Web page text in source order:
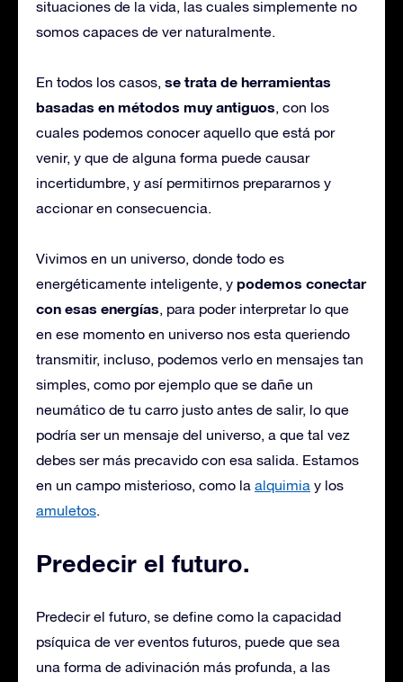
situaciones de la vida, las cuales simplemente no
somos capaces de ver naturalmente.
En todos los casos, se trata de herramientas
basadas en métodos muy antiguos, con los
cuales podemos conocer aquello que está por
venir, y que de alguna forma puede causar
incertidumbre, y así permitirnos prepararnos y
accionar en consecuencia.
Vivimos en un universo, donde todo es
energéticamente inteligente, y podemos conectar
con esas energías, para poder interpretar lo que
en ese momento en universo nos esta queriendo
transmitir, incluso, podemos verlo en mensajes tan
simples, como por ejemplo que se dañe un
neumático de tu carro justo antes de salir, lo que
podría ser un mensaje del universo, a que tal vez
debes ser más precavido con esa salida. Estamos
en un campo misterioso, como la alquimia y los
amuletos.
Predecir el futuro.
Predecir el futuro, se define como la capacidad
psíquica de ver eventos futuros, puede que sea
una forma de adivinación más profunda, a las